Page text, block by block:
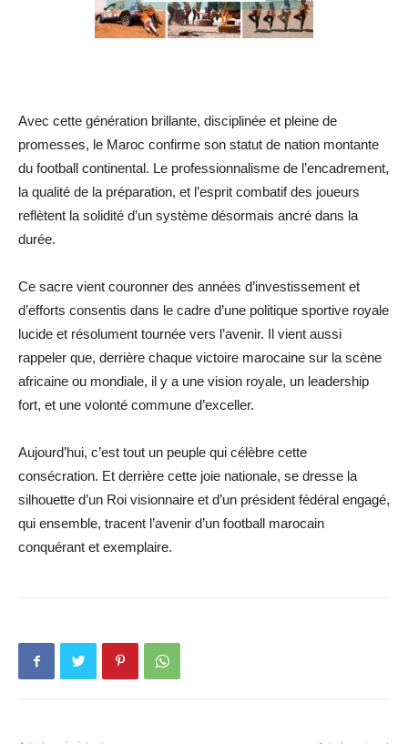
Avec cette génération brillante, disciplinée et pleine de
promesses, le Maroc confirme son statut de nation montante
du football continental. Le professionnalisme de l’encadrement,
la qualité de la préparation, et l’esprit combatif des joueurs
reflètent la solidité d’un système désormais ancré dans la
durée.
Ce sacre vient couronner des années d’investissement et
d’efforts consentis dans le cadre d’une politique sportive royale
lucide et résolument tournée vers l’avenir. Il vient aussi
rappeler que, derrière chaque victoire marocaine sur la scène
africaine ou mondiale, il y a une vision royale, un leadership
fort, et une volonté commune d’exceller.
Aujourd’hui, c’est tout un peuple qui célèbre cette
consécration. Et derrière cette joie nationale, se dresse la
silhouette d’un Roi visionnaire et d’un président fédéral engagé,
qui ensemble, tracent l’avenir d’un football marocain
conquérant et exemplaire.